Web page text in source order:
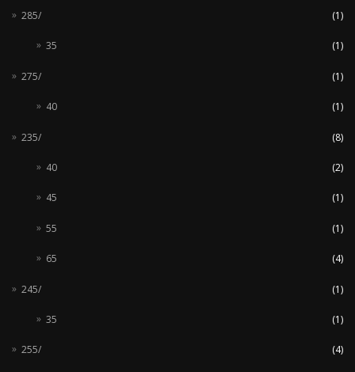
285/ (1)
35 (1)
275/ (1)
40 (1)
235/ (8)
40 (2)
45 (1)
55 (1)
65 (4)
245/ (1)
35 (1)
255/ (4)